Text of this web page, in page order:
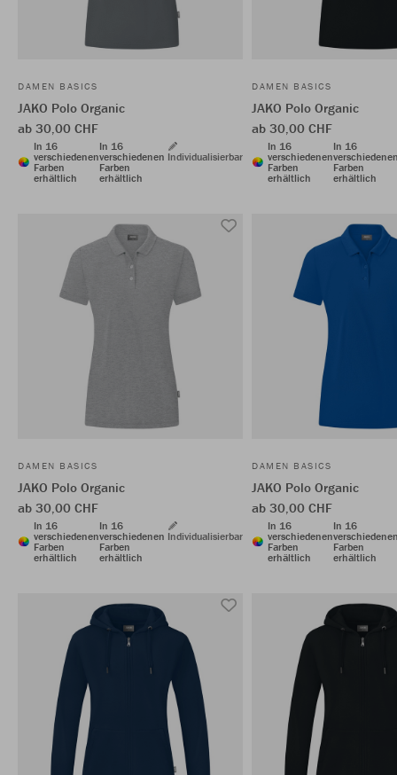
DAMEN BASICS
JAKO Polo Organic
ab 30,00 CHF
In 16
verschiedenen
Farben
erhältlich
In 16
verschiedenen
Farben
erhältlich
Individualisierbar
DAMEN BASICS
JAKO Polo Organic
ab 30,00 CHF
In 16
verschiedenen
Farben
erhältlich
In 16
Farben
erhältlich
DAMEN BASICS
JAKO Polo Organic
ab 30,00 CHF
In 16
verschiedenen
Farben
erhältlich
In 16
verschiedenen
Farben
erhältlich
Individualisierbar
DAMEN BASICS
JAKO Polo Organic
ab 30,00 CHF
In 16
verschiedenen
Farben
erhältlich
In 16
Farben
erhältlich